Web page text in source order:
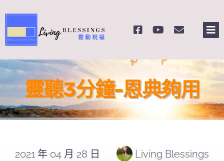
to
content
關於我們
奉獻支持
課程報名
靈聽3分鐘-恩典夠用
2021 年 04 月 28 日 Living Blessings